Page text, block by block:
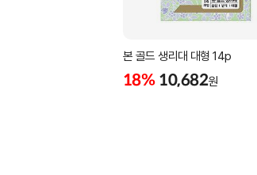
본 골드 생리대 대형 14p
18% 10,682원